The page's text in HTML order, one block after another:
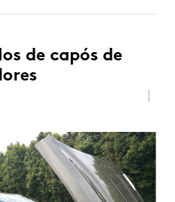
de capós de